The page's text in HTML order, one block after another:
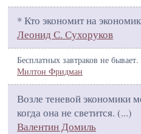
* Кто экономит на
Леонид С. Сухоруков
Бесплатных завтраков не бывает.
Милтон Фридман
Возле теневой экономики
когда она не светится. (...)
Валентин Домиль